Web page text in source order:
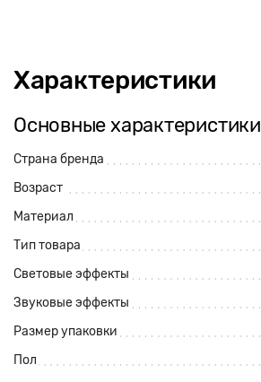
Характеристики
Основные характеристики
Страна бренда
Возраст
Материал
Тип товара
Световые эффекты
Звуковые эффекты
Размер упаковки
Пол